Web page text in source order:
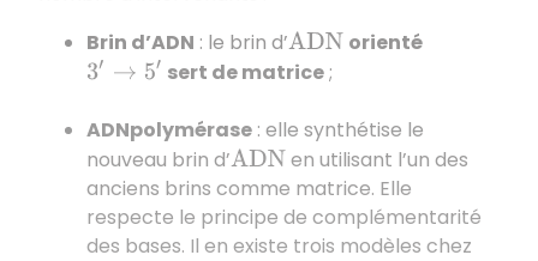
Brin d’ADN : le brin d’ADN
orienté
3′→5′ sert de matrice;
ADNpolymérase : elle synthétise le
nouveau brin d’ADN
en utilisant l’un des
anciens brins comme matrice. Elle
respecte le principe de complémentarité
des bases. Il en existe trois modèles chez